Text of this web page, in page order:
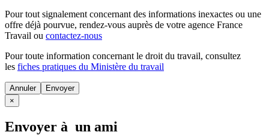
Pour tout signalement concernant des informations inexactes ou une
offre déjà pourvue, rendez-vous auprès de votre agence France
Travail ou contactez-nous
Pour toute information concernant le droit du travail, consultez
les fiches pratiques du Ministère du travail
Annuler
×
Envoyer à un ami